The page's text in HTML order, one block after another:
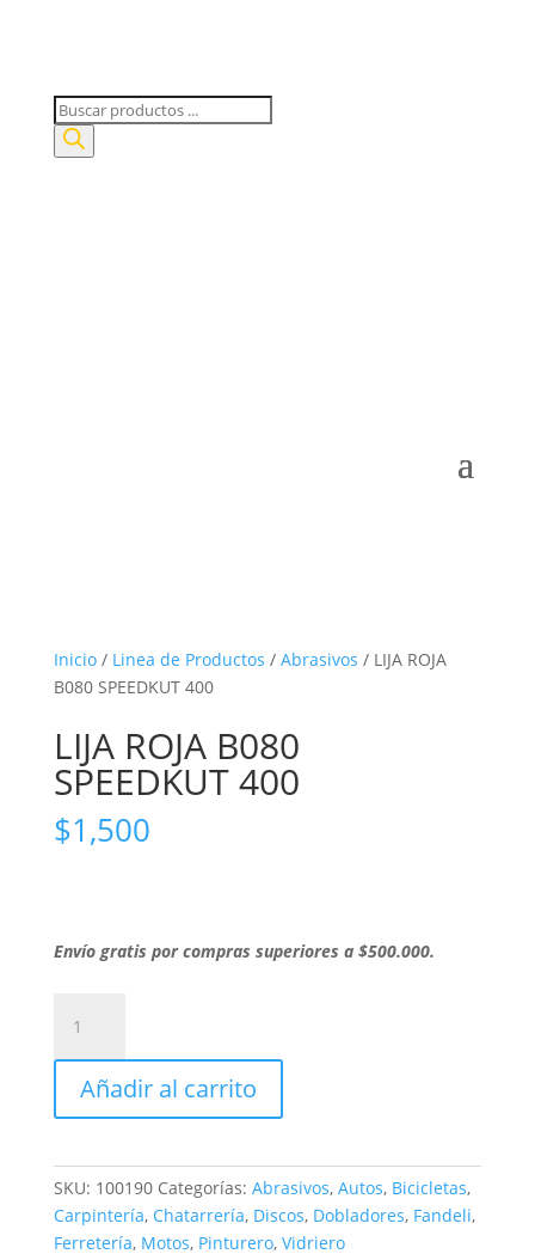
Búsqueda
de
productos
Inicio/ Linea de Productos / Abrasivos / LIJA ROJA
B080 SPEEDKUT 400
LIJA ROJA B080
SPEEDKUT 400
$1,500
Envío gratis por compras superiores a $500.000.
ROJA
B080
SPEEDKUT
400
Añadir al carrito
SKU: 100190 Categorías: Abrasivos, Autos, Bicicletas,
Carpintería, Chatarrería, Discos, Dobladores, Fandeli,
Ferretería, Motos, Pinturero, Vidriero